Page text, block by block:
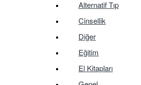
Alternatif Tıp
Cinsellik
Diğer
Eğitim
El Kitapları